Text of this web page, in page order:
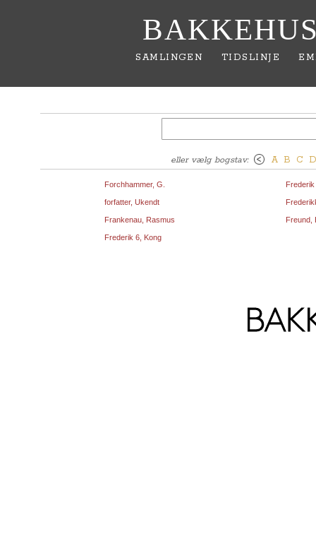
SAMLINGEN TIDSLINJE
eller vælg bogstav: A B C D
Forchhammer, G.
forfatter, Ukendt
Frankenau, Rasmus Freund,
Frederik 6, Kong